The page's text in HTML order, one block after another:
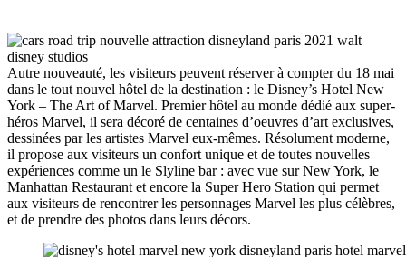
Autre nouveauté, les visiteurs peuvent réserver à compter du 18 mai
dans le tout nouvel hôtel de la destination : le Disney’s Hotel New
York – The Art of Marvel. Premier hôtel au monde dédié aux super-
héros Marvel, il sera décoré de centaines d’oeuvres d’art exclusives,
dessinées par les artistes Marvel eux-mêmes. Résolument moderne,
il propose aux visiteurs un confort unique et de toutes nouvelles
expériences comme un le Slyline bar : avec vue sur New York, le
Manhattan Restaurant et encore la Super Hero Station qui permet
aux visiteurs de rencontrer les personnages Marvel les plus célèbres,
et de prendre des photos dans leurs décors.